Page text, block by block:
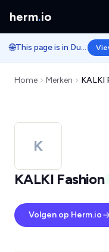
herm.io
🌐 This page is in Dutch.
Home Merken KALKI
K
KALKI Fashion
Volgen op Herm.io